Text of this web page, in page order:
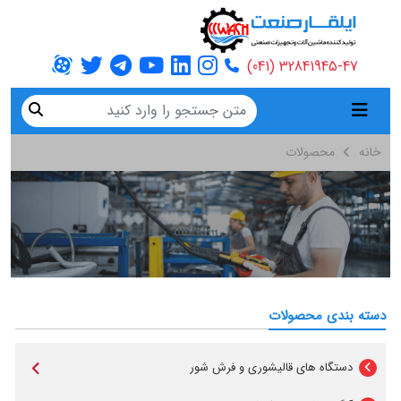
32841945-47 (041)
خانه محصولات
دسته بندی محصولات
دستگاه های قالیشوری و فرش شور